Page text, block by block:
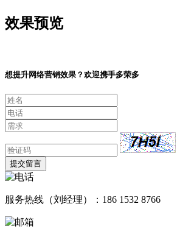
效果预览
想提升网络营销效果？欢迎携手多荣多
提交留言
服务热线（刘经理）：186 1532 8766